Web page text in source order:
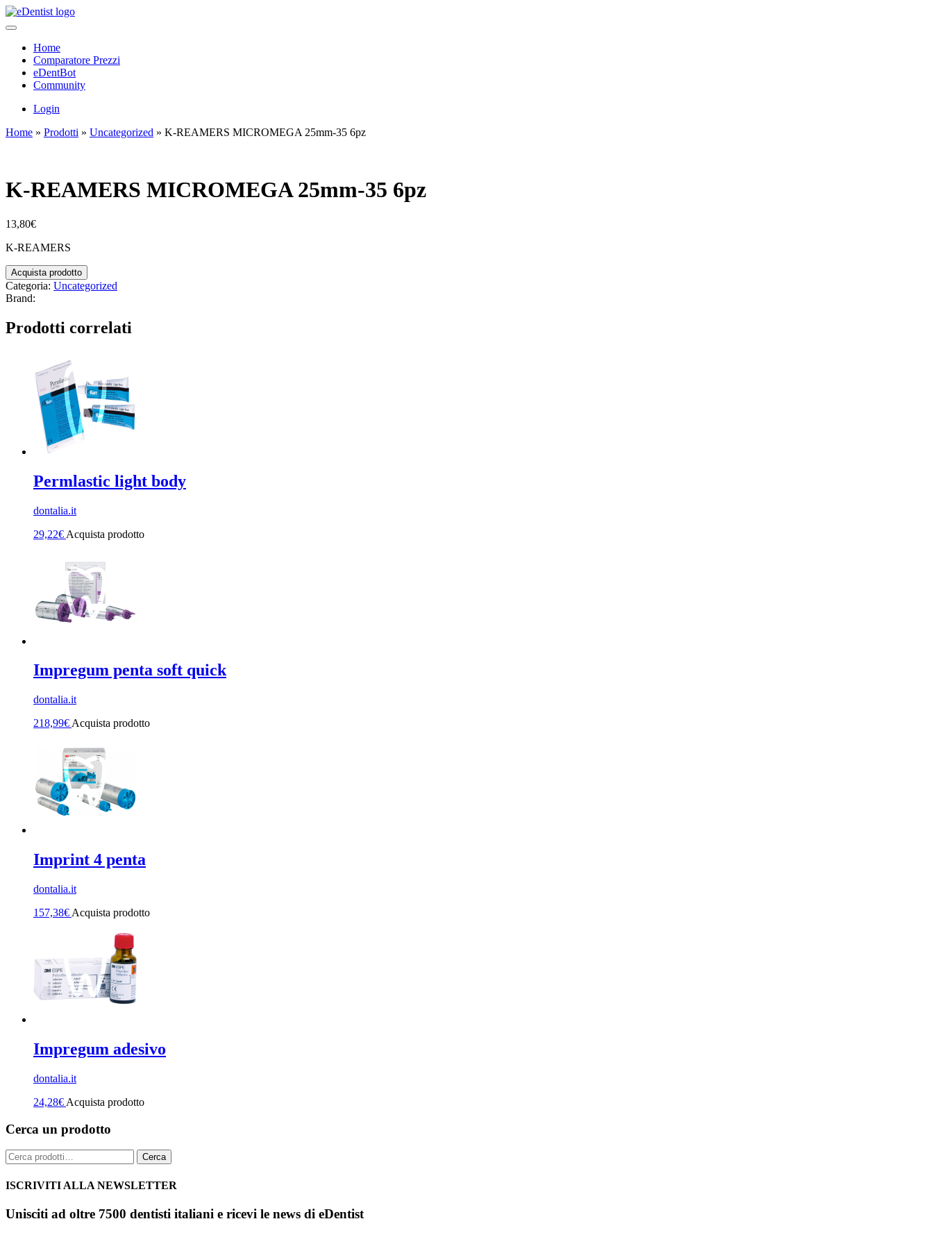
Home
Comparatore Prezzi
eDentBot
Community
Login
Home » Prodotti » Uncategorized » K-REAMERS MICROMEGA 25mm-35 6pz
K-REAMERS MICROMEGA 25mm-35 6pz
13,80€
K-REAMERS
Acquista prodotto
Categoria: Uncategorized
Brand:
Prodotti correlati
Permlastic light body
dontalia.it
29,22€ Acquista prodotto
Impregum penta soft quick
dontalia.it
218,99€ Acquista prodotto
Imprint 4 penta
dontalia.it
157,38€ Acquista prodotto
Impregum adesivo
dontalia.it
24,28€ Acquista prodotto
Cerca un prodotto
Cerca: Cerca
ISCRIVITI ALLA NEWSLETTER
Unisciti ad oltre 7500 dentisti italiani e ricevi le news di eDentist